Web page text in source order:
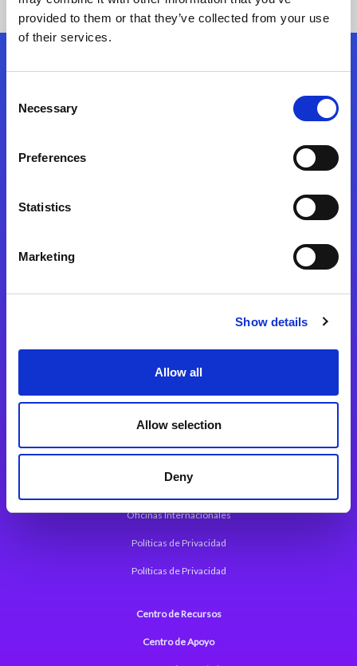
provided to them or that they’ve collected from your use
of their services.
Selection
Necessary
Preferences
Statistics
Marketing
Show details
Allow all
Allow selection
Deny
Síganos
Magic xpi Plataforma de Integración
Comunicados de Prensa (Inglés)
Acerca de Magic
Oficinas Internacionales
Políticas de Privacidad
Políticas de Privacidad
Centro de Recursos
Centro de Apoyo